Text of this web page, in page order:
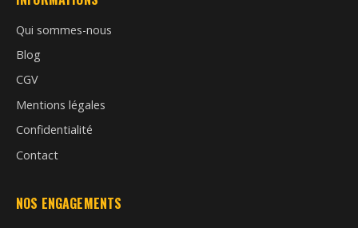
Qui sommes-nous
Blog
CGV
Mentions légales
Confidentialité
Contact
NOS ENGAGEMENTS